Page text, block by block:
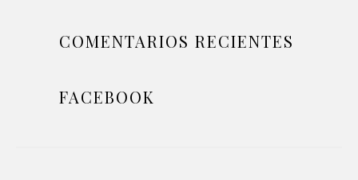
COMENTARIOS RECIENTES
FACEBOOK